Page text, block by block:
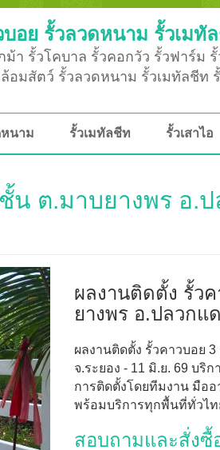
อย รั้วลวดหนาม รั้วเมทั
ม้า รั้วโคบาล รั้วคอกวัว รั้วฟาร์ม
อมสัตว์ รั้วลวดหนาม รั้วเมทัลชีท
นาม รั้วเมทัลชีท รั้วเสาไอ
น ต.มาบยางพร อ.ป
ผลงานติดตั้ง รั้ว
ยางพร อ.ปลวกแ
ผลงานติดตั้ง รั้วคาวบอย
จ.ระยอง - 11 มิ.ย. 69 บริก
การติดตั้งโดยทีมงาน มือ
พร้อมบริการทุกพื้นที่ทั่วไท
สอบถามและสั่งซื้